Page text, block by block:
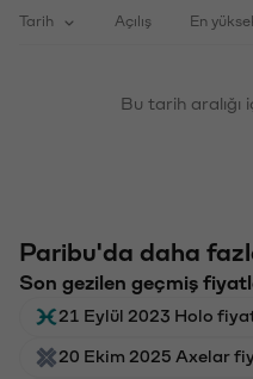
Tarih Açılış En
Bu tarih aralığı
Paribu'da daha
Son gezilen geçmiş
21 Eylül 2023 Holo
20 Ekim 2025 Axelar